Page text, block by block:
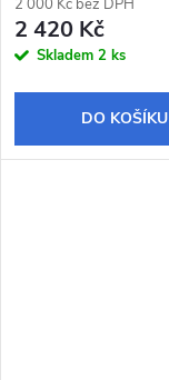
2 000 Kč bez DPH
2 420 Kč
Skladem 2 ks
DO KOŠÍKU